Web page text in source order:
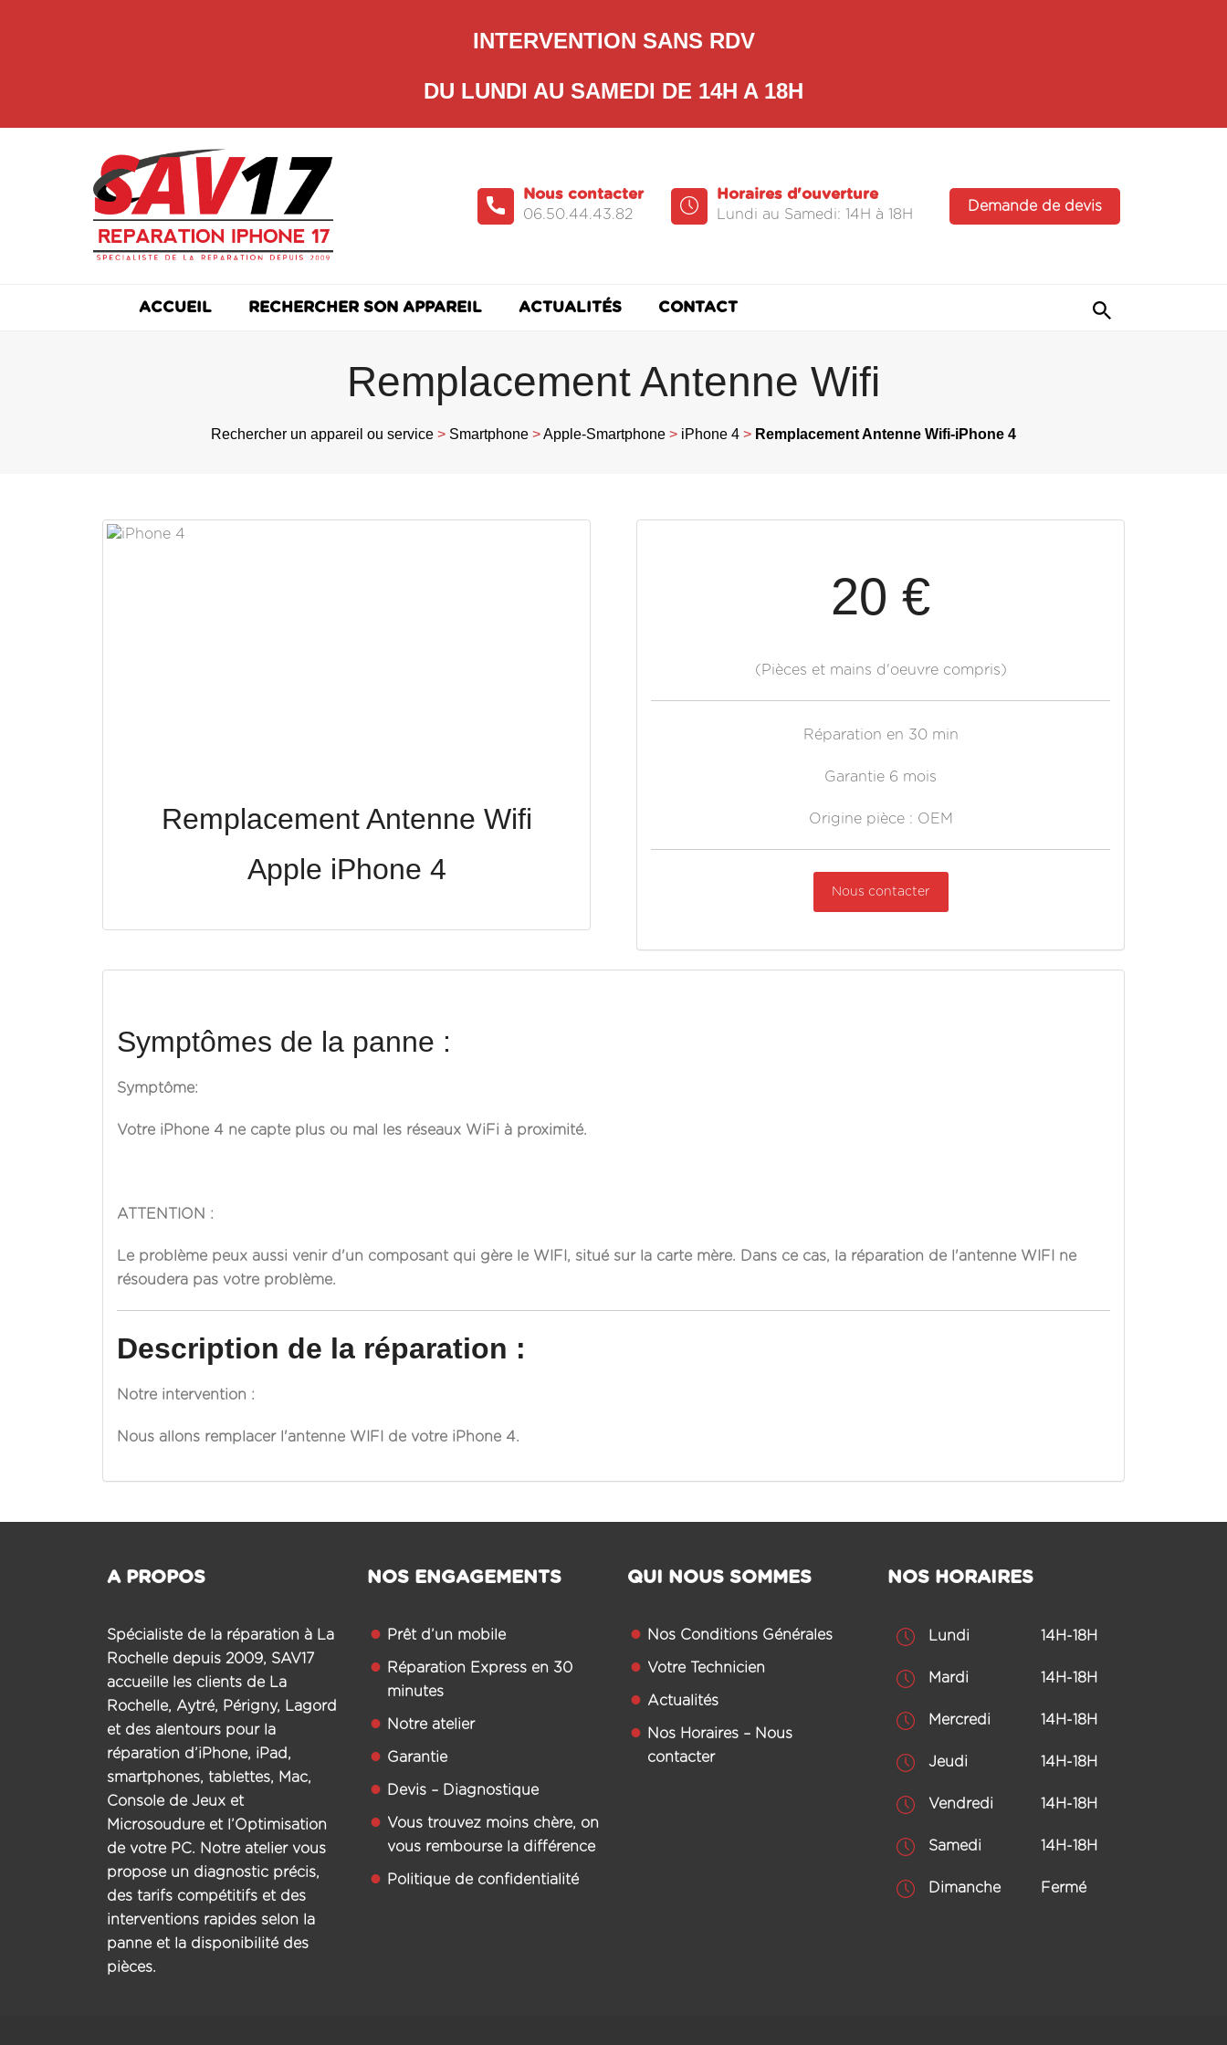
INTERVENTION SANS RDV
DU LUNDI AU SAMEDI DE 14H A 18H
Demande de devis
Horaires d'ouverture
Lundi au Samedi: 14H à 18H
Nous contacter
06.50.44.43.82
ACCUEIL RECHERCHER SON APPAREIL ACTUALITÉS CONTACT
Remplacement Antenne Wifi
Rechercher un appareil ou service > Smartphone >Apple-Smartphone > iPhone 4 > Remplacement Antenne Wifi-iPhone 4
Remplacement Antenne Wifi
Apple iPhone 4
20 €
(Pièces et mains d'oeuvre compris)
Réparation en 30 min
Garantie 6 mois
Origine pièce : OEM
Nous contacter
Symptômes de la panne :
Symptôme:
Votre iPhone 4 ne capte plus ou mal les réseaux WiFi à proximité.
ATTENTION :
Le problème peux aussi venir d'un composant qui gère le WIFI, situé sur la carte mère. Dans ce cas, la réparation de l'antenne WIFI ne
résoudera pas votre problème.
Description de la réparation :
Notre intervention :
Nous allons remplacer l'antenne WIFI de votre iPhone 4.
A PROPOS
Spécialiste de la réparation à La
Rochelle depuis 2009, SAV17
accueille les clients de La
Rochelle, Aytré, Périgny, Lagord
et des alentours pour la
réparation d’iPhone, iPad,
smartphones, tablettes, Mac,
Console de Jeux et
Microsoudure et l’Optimisation
de votre PC. Notre atelier vous
propose un diagnostic précis,
des tarifs compétitifs et des
interventions rapides selon la
panne et la disponibilité des
pièces.
NOS ENGAGEMENTS
Prêt d’un mobile
Réparation Express en 30
minutes
Notre atelier
Garantie
Devis – Diagnostique
Vous trouvez moins chère, on
vous rembourse la différence
Politique de confidentialité
QUI NOUS SOMMES
Nos Conditions Générales
Votre Technicien
Actualités
Nos Horaires – Nous
contacter
NOS HORAIRES
Lundi 14H-18H
Mardi 14H-18H
Mercredi 14H-18H
Jeudi 14H-18H
Vendredi 14H-18H
Samedi 14H-18H
Dimanche Fermé